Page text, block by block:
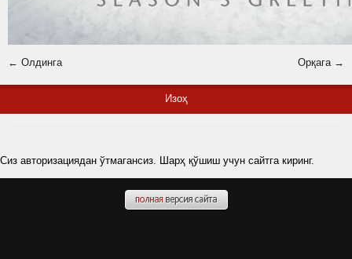
← Олдинга Орқага →
Изоҳ
Сиз авторизациядан ўтмагансиз. Шарҳ қўшиш учун сайтга киринг.